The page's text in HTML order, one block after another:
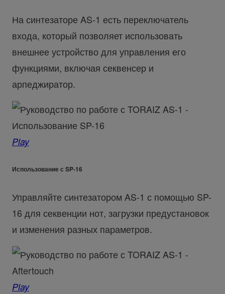
На синтезаторе AS-1 есть переключатель
входа, который позволяет использовать
внешнее устройство для управления его
функциями, включая секвенсер и
арпеджиратор.
Play
Использование с SP-16
Управляйте синтезатором AS-1 с помощью SP-
16 для секвенции нот, загрузки предустановок
и изменения разных параметров.
Play